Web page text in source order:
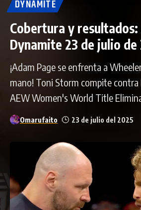
DYNAMITE
Cobertura y resultados:
Dynamite 23 de julio de
¡Adam Page se enfrenta a
mano! Toni Storm compite contra
AEW Women's World Title
Omarufaito 23 de julio del 2025